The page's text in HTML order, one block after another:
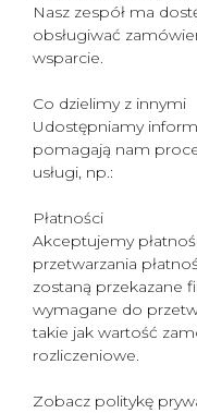
Nasz zespół ma
obsługiwać
wsparcie.
Co dzielimy z innymi
Udostępniamy
pomagają nam
usługi, np.:
Płatności
Akceptujemy
przetwarzania
zostaną przekazane
wymagane do
takie jak wartość
rozliczeniowe.
Zobacz politykę